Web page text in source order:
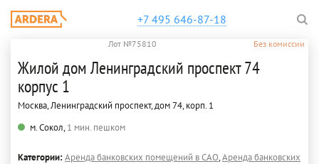
+7 495 646-87-18
Лот №75810 Без комиссии
Жилой дом Ленинградский проспект 74
корпус 1
Москва, Ленинградский проспект, дом 74, корп. 1
м. Сокол,1 мин. пешком
Категории:Аренда банковских помещений в САО,Аренда банковских